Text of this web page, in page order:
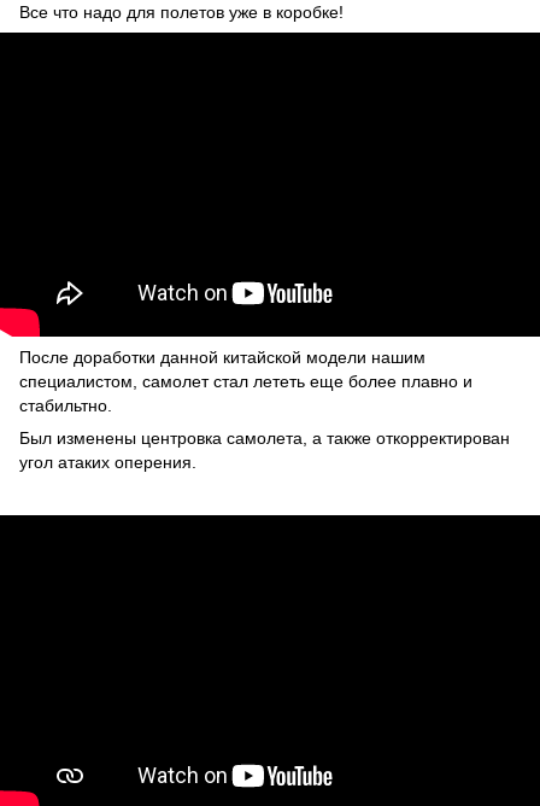
Все что надо для полетов уже в коробке!
После доработки данной китайской модели нашим
специалистом, самолет стал лететь еще более плавно и
стабильтно.
Был изменены центровка самолета, а также откорректирован
угол атаких оперения.